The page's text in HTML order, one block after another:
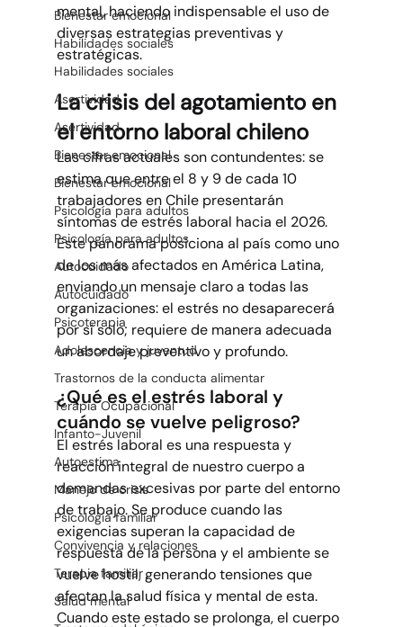
Bienestar emocional
Habilidades sociales
Habilidades sociales
Asertividad
Asertividad
Bienestar emocional
Bienestar emocional
Psicología para adultos
Psicología para adultos
Autocuidado
Autocuidado
Psicoterapia
Adolescencia y juventud
Trastornos de la conducta alimentar
Terapia Ocupacional
Infanto-Juvenil
Autoestima
Manejo de crisis
Psicología familiar
Convivencia y relaciones
Terapia familiar
Salud mental
mental, haciendo indispensable el uso de
diversas estrategias preventivas y
estratégicas.
La crisis del agotamiento en
el entorno laboral chileno
Las cifras actuales son contundentes: se
estima que entre el 8 y 9 de cada 10
trabajadores en Chile presentarán
síntomas de estrés laboral hacia el 2026.
Este panorama posiciona al país como uno
de los más afectados en América Latina,
enviando un mensaje claro a todas las
organizaciones: el estrés no desaparecerá
por sí solo; requiere de manera adecuada
un abordaje preventivo y profundo.
¿Qué es el estrés laboral y
cuándo se vuelve peligroso?
El estrés laboral es una respuesta y
reacción integral de nuestro cuerpo a
demandas excesivas por parte del entorno
de trabajo. Se produce cuando las
exigencias superan la capacidad de
respuesta de la persona y el ambiente se
vuelve hostil, generando tensiones que
afectan la salud física y mental de esta.
Cuando este estado se prolonga, el cuerpo